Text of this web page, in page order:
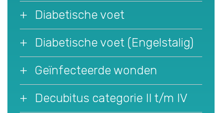
Diabetische voet
Diabetische voet (Engelstalig)
Geïnfecteerde wonden
Decubitus categorie II t/m IV